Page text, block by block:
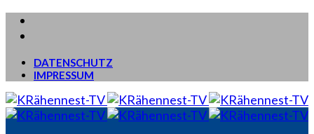
DATENSCHUTZ
IMPRESSUM